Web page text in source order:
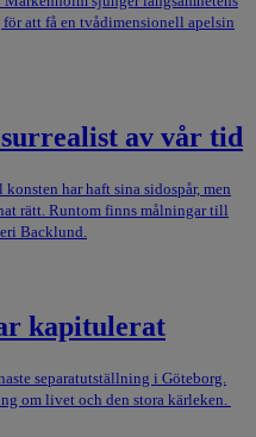
att få en tvådimensionell apelsin
av vår tid
har haft sina sidospår, men
rätt. Runtom finns målningar till
Backlund.
kapitulerat
separatutställning i Göteborg.
om livet och den stora kärleken.